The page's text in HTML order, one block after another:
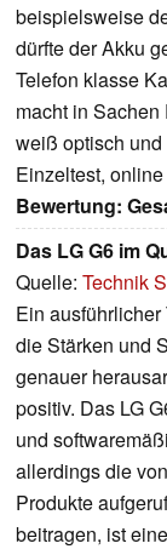
beispielsweise
dürfte der Akku
Telefon klasse
macht in
weiß optisch
Einzeltest,
Bewertung:
Das LG G6 im
Quelle: Technik
Ein
die Stärken und
genauer
positiv. Das LG
und
allerdings die
Produkte
beitragen, ist